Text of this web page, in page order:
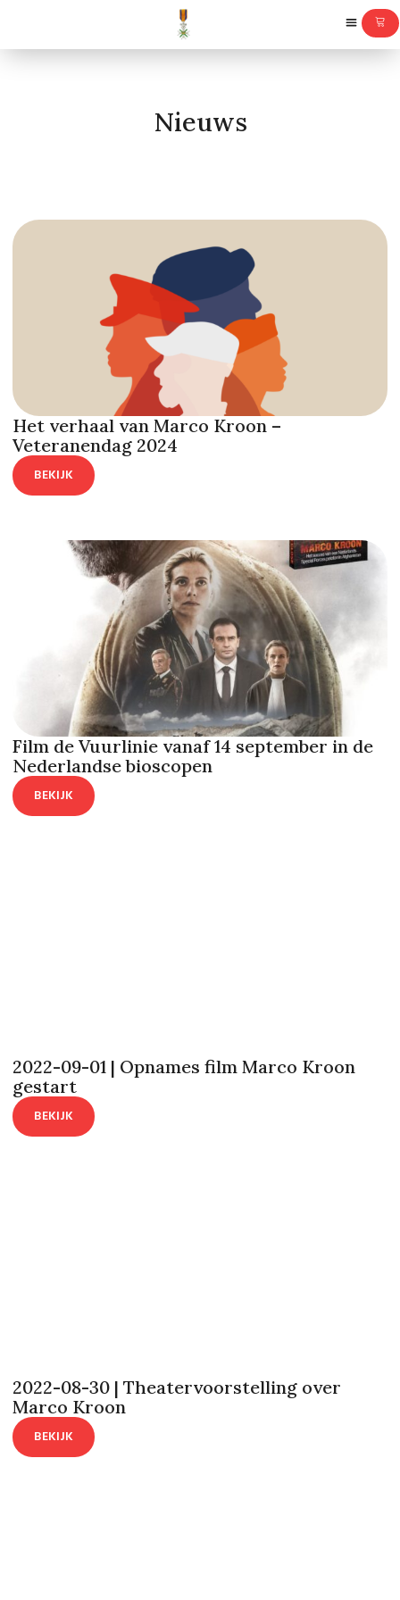
Nieuws
Het verhaal van Marco Kroon –
Veteranendag 2024
BEKIJK
Film de Vuurlinie vanaf 14 september in de
Nederlandse bioscopen
BEKIJK
2022-09-01 | Opnames film Marco Kroon
gestart
BEKIJK
2022-08-30 | Theatervoorstelling over
Marco Kroon
BEKIJK